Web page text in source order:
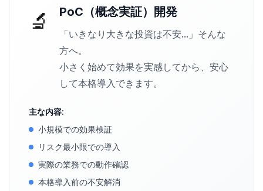
🔬 PoC（概念実証）開発
「いきなり大きな投資は不安...」そんな
方へ。
小さく始めて効果を実感してから、安心
して本格導入できます。
主な内容:
小規模での効果検証
リスク最小限での導入
実際の業務での動作確認
本格導入前の不安解消